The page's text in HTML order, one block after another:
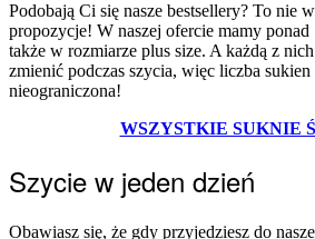
Podobają Ci się nasze bestsellery? To nie
propozycje! W naszej ofercie mamy
także w rozmiarze plus size. A każdą z
zmienić podczas szycia, więc liczba
nieograniczona!
WSZYSTKIE SUKNIE
Szycie w jeden dzień
Obawiasz się, że gdy przyjedziesz do